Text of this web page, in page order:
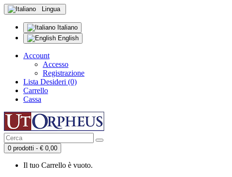
Lingua
Italiano
English
Account
Accesso
Registrazione
Lista Desideri (0)
Carrello
Cassa
0 prodotti - € 0,00
Il tuo Carrello è vuoto.